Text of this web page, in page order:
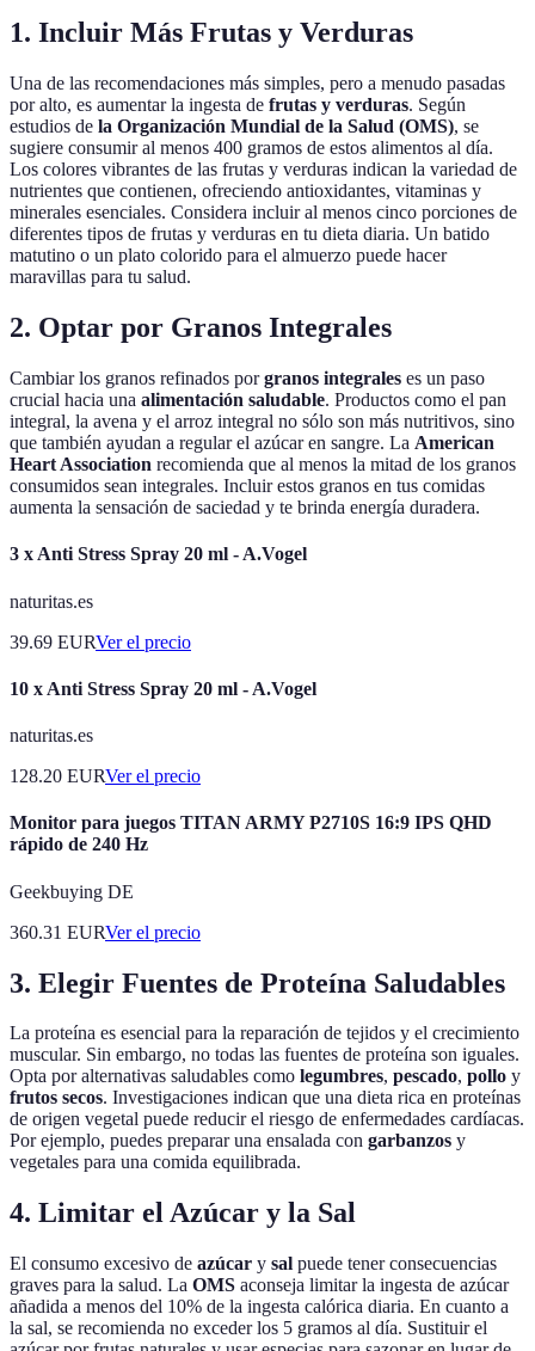
1. Incluir Más Frutas y Verduras
Una de las recomendaciones más simples, pero a menudo pasadas
por alto, es aumentar la ingesta de frutas y verduras. Según
estudios de la Organización Mundial de la Salud (OMS), se
sugiere consumir al menos 400 gramos de estos alimentos al día.
Los colores vibrantes de las frutas y verduras indican la variedad de
nutrientes que contienen, ofreciendo antioxidantes, vitaminas y
minerales esenciales. Considera incluir al menos cinco porciones de
diferentes tipos de frutas y verduras en tu dieta diaria. Un batido
matutino o un plato colorido para el almuerzo puede hacer
maravillas para tu salud.
2. Optar por Granos Integrales
Cambiar los granos refinados porgranos integrales es un paso
crucial hacia una alimentación saludable. Productos como el pan
integral, la avena y el arroz integral no sólo son más nutritivos, sino
que también ayudan a regular el azúcar en sangre. La American
Heart Association recomienda que al menos la mitad de los granos
consumidos sean integrales. Incluir estos granos en tus comidas
aumenta la sensación de saciedad y te brinda energía duradera.
3 x Anti Stress Spray 20 ml - A.Vogel
naturitas.es
39.69 EURVer el precio
10 x Anti Stress Spray 20 ml - A.Vogel
naturitas.es
128.20 EURVer el precio
Monitor para juegos TITAN ARMY P2710S 16:9 IPS QHD
rápido de 240 Hz
Geekbuying DE
360.31 EURVer el precio
3. Elegir Fuentes de Proteína Saludables
La proteína es esencial para la reparación de tejidos y el crecimiento
muscular. Sin embargo, no todas las fuentes de proteína son iguales.
Opta por alternativas saludables como legumbres, pescado, pollo y
frutos secos. Investigaciones indican que una dieta rica en proteínas
de origen vegetal puede reducir el riesgo de enfermedades cardíacas.
Por ejemplo, puedes preparar una ensalada con garbanzos y
vegetales para una comida equilibrada.
4. Limitar el Azúcar y la Sal
El consumo excesivo de azúcar y sal puede tener consecuencias
graves para la salud. La OMS aconseja limitar la ingesta de azúcar
añadida a menos del 10% de la ingesta calórica diaria. En cuanto a
la sal, se recomienda no exceder los 5 gramos al día. Sustituir el